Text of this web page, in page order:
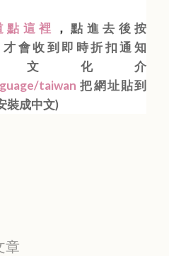
點這裡 ， 點進去後按
才會收到即時折扣通知
中文化介
taiwan 把網址貼到
裝成中文)
章